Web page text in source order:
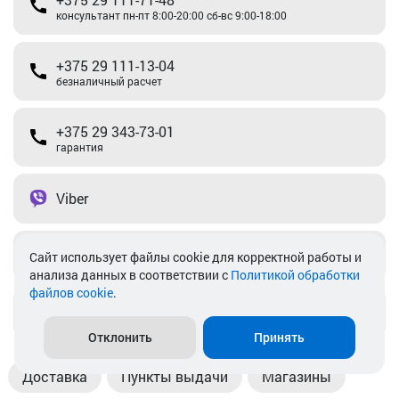
консультант пн-пт 8:00-20:00 сб-вс 9:00-18:00
+375 29 111-13-04
безналичный расчет
+375 29 343-73-01
гарантия
Viber
Telegram
Доставка Пункты выдачи Магазины
Cайт использует файлы cookie для корректной работы и
анализа данных в соответствии с Политикой обработки
файлов cookie.
Отклонить Принять